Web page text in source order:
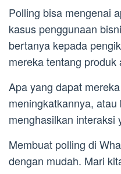
Polling bisa mengenai
kasus penggunaan
bertanya kepada
mereka tentang
Apa yang dapat
meningkatkannya,
menghasilkan interaksi
Membuat polling di
dengan mudah. Mari